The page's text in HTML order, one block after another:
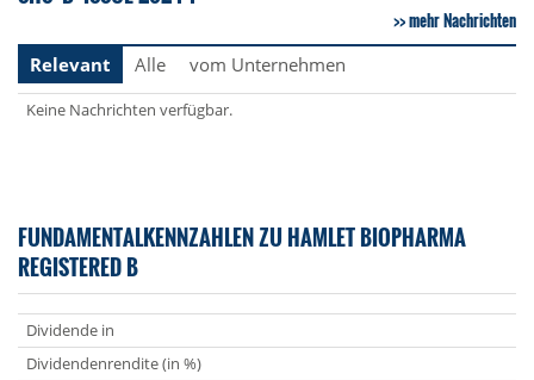
mehr Nachrichten
Relevant
Alle vom Unternehmen
Keine Nachrichten verfügbar.
FUNDAMENTALKENNZAHLEN ZU HAMLET BIOPHARMA
REGISTERED B
Dividende in
Dividendenrendite (in %)